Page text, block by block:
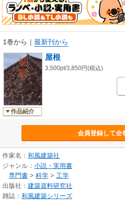
1巻から ｜ 最新刊から
作品紹介
屋根
3,500pt/3,850円(税込)
会員登録して全
作家名： 和風建築社
ジャンル： 小説・実用書
専門書 > 科学 > 工学
出版社： 建築資料研究社
雑誌： 和風建築シリーズ